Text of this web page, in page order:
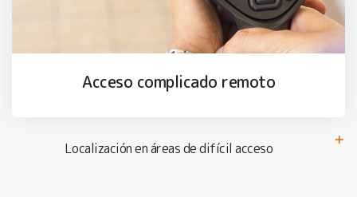
Acceso complicado remoto
Localización en áreas de difícil acceso